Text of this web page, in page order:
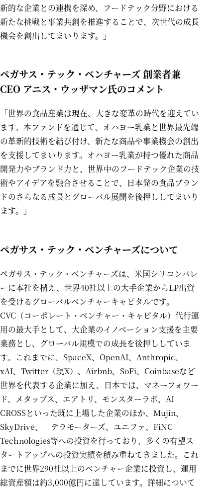
新的な企業との連携を深め、フードテック分野における
新たな挑戦と事業共創を推進することで、次世代の成長
機会を創出してまいります。」
ペガサス・テック・ベンチャーズ 創業者兼
CEO アニス・ウッザマン氏のコメント
「世界の食品産業は現在、大きな変革の時代を迎えてい
ます。本ファンドを通じて、オハヨー乳業と世界最先端
の革新的技術を結び付け、新たな商品や事業機会の創出
を支援してまいります。オハヨー乳業が持つ優れた商品
開発力やブランド力と、世界中のフードテック企業の技
術やアイデアを融合させることで、日本発の食品ブラン
ドのさらなる成長とグローバル展開を後押ししてまいり
ます。」
ペガサス・テック・ベンチャーズについて
ペガサス・テック・ベンチャーズは、米国シリコンバレ
ーに本社を構え、世界40社以上の大手企業からLP出資
を受けるグローバルベンチャーキャピタルです。
CVC（コーポレート・ベンチャー・キャピタル）代行運
用の最大手として、大企業のイノベーション支援を主要
業務とし、グローバル規模での成長を後押ししていま
す。これまでに、SpaceX、OpenAI、Anthropic、
xAI、Twitter（現X）、Airbnb、SoFi、Coinbaseなど
世界を代表する企業に加え、日本では、マネーフォワー
ド、メタップス、エアトリ、モンスターラボ、AI
CROSSといった既に上場した企業のほか、Mujin、
SkyDrive、 テラモーターズ、ユニファ、FiNC
Technologies等への投資を行っており、多くの有望ス
タートアップへの投資実績を積み重ねてきました。これ
までに世界290社以上のベンチャー企業に投資し、運用
総資産額は約3,000億円に達しています。詳細について